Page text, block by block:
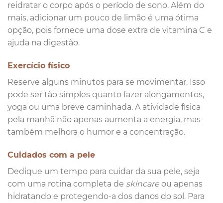
reidratar o corpo após o período de sono. Além do
mais, adicionar um pouco de limão é uma ótima
opção, pois fornece uma dose extra de vitamina C e
ajuda na digestão.
Exercício físico
Reserve alguns minutos para se movimentar. Isso
pode ser tão simples quanto fazer alongamentos,
yoga ou uma breve caminhada. A atividade física
pela manhã não apenas aumenta a energia, mas
também melhora o humor e a concentração.
Cuidados com a pele
Dedique um tempo para cuidar da sua pele, seja
com uma rotina completa de skincare ou apenas
hidratando e protegendo-a dos danos do sol. Para